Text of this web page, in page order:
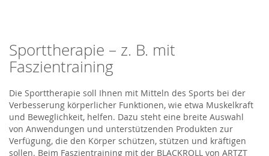
Sporttherapie – z. B. mit
Faszientraining
Die Sporttherapie soll Ihnen mit Mitteln des Sports bei der
Verbesserung körperlicher Funktionen, wie etwa Muskelkraft
und Beweglichkeit, helfen. Dazu steht eine breite Auswahl
von Anwendungen und unterstützenden Produkten zur
Verfügung, die den Körper schützen, stützen und kräftigen
sollen. Beim Faszientraining mit der BLACKROLL von ARTZT